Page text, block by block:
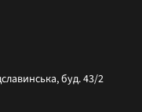
буд. 43/2